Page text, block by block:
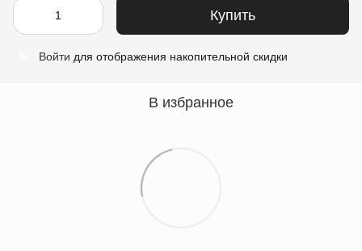
Купить
Войти для отображения накопительной скидки
В избранное